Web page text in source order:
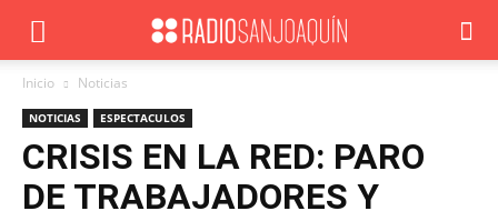
Inicio Noticias
NOTICIAS ESPECTACULOS
CRISIS EN LA RED: PARO
DE TRABAJADORES Y